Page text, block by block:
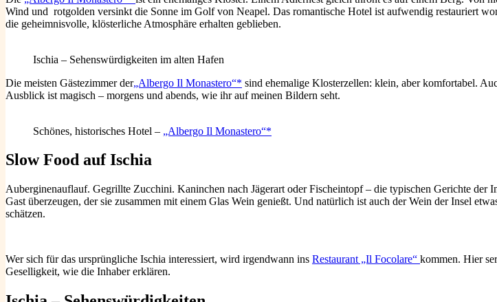
Wind und rotgolden versinkt die Sonne im Golf von Neapel. Das romantische Hotel ist aufwendig restauriert
die geheimnisvolle, klösterliche Atmosphäre erhalten geblieben.
Ischia – Sehenswürdigkeiten im alten Hafen
Die meisten Gästezimmer der„Albergo Il Monastero“* sind ehemalige Klosterzellen: klein, aber komfortabel.
Ausblick ist magisch – morgens und abends, wie ihr auf meinen Bildern seht.
Schönes, historisches Hotel – „Albergo Il Monastero“*
Slow Food auf Ischia
Auberginenauflauf. Gegrillte Zucchini. Kaninchen nach Jägerart oder Fischeintopf – die typischen Gerichte der
Gast überzeugen, der sie zusammen mit einem Glas Wein genießt. Und natürlich ist auch der Wein der Insel
schätzen.
Wer sich für das ursprüngliche Ischia interessiert, wird irgendwann ins Restaurant „Il Focolare“ kommen. Hier
Geselligkeit, wie die Inhaber erklären.